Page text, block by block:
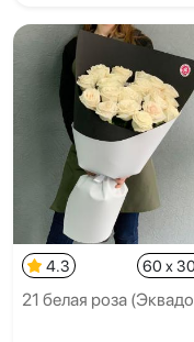
4.3 60 x
21 белая роза